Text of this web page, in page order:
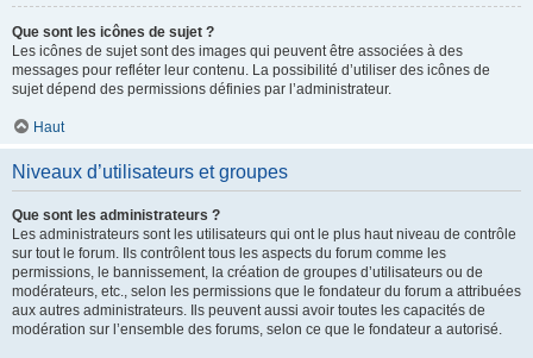
Que sont les icônes de sujet ?
Les icônes de sujet sont des images qui peuvent être associées à des
messages pour refléter leur contenu. La possibilité d’utiliser des icônes de
sujet dépend des permissions définies par l’administrateur.
Haut
Niveaux d’utilisateurs et groupes
Que sont les administrateurs ?
Les administrateurs sont les utilisateurs qui ont le plus haut niveau de contrôle
sur tout le forum. Ils contrôlent tous les aspects du forum comme les
permissions, le bannissement, la création de groupes d’utilisateurs ou de
modérateurs, etc., selon les permissions que le fondateur du forum a attribuées
aux autres administrateurs. Ils peuvent aussi avoir toutes les capacités de
modération sur l’ensemble des forums, selon ce que le fondateur a autorisé.